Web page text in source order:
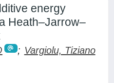
energy
Heath–Jarrow–
; Vargiolu, Tiziano